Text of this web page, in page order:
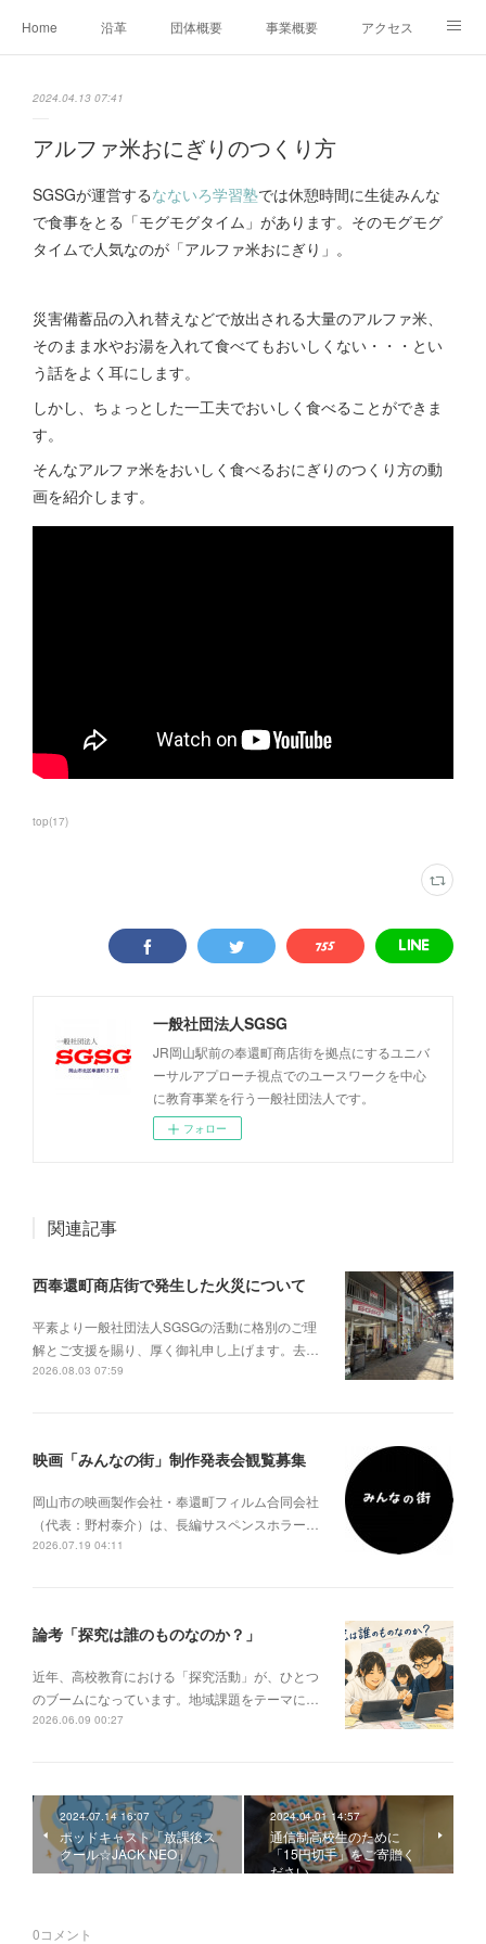
Home 沿革 団体概要 事業概要 アクセス
2024.04.13 07:41
アルファ米おにぎりのつくり方
SGSGが運営するなないろ学習塾では休憩時間に生徒みんな
で食事をとる「モグモグタイム」があります。そのモグモグ
タイムで人気なのが「アルファ米おにぎり」。
災害備蓄品の入れ替えなどで放出される大量のアルファ米、
そのまま水やお湯を入れて食べてもおいしくない・・・とい
う話をよく耳にします。
しかし、ちょっとした一工夫でおいしく食べることができま
す。
そんなアルファ米をおいしく食べるおにぎりのつくり方の動
画を紹介します。
top(17)
一般社団法人SGSG
JR岡山駅前の奉還町商店街を拠点にするユニバ
ーサルアプローチ視点でのユースワークを中心
に教育事業を行う一般社団法人です。
フォロー
関連記事
西奉還町商店街で発生した火災について
平素より一般社団法人SGSGの活動に格別のご理
解とご支援を賜り、厚く御礼申し上げます。去…
2026.08.03 07:59
映画「みんなの街」制作発表会観覧募集
岡山市の映画製作会社・奉還町フィルム合同会社
（代表：野村泰介）は、長編サスペンスホラー…
2026.07.19 04:11
論考「探究は誰のものなのか？」
近年、高校教育における「探究活動」が、ひとつ
のブームになっています。地域課題をテーマに…
2026.06.09 00:27
2024.07.14 16:07
ポッドキャスト「放課後ス
クール☆JACK NEO」
2024.04.01 14:57
通信制高校生のために
「15円切手」をご寄贈く
ださい
0コメント